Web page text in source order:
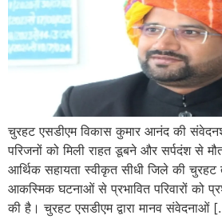
चुरहट एसडीएम विकास कुमार आनंद की
परिजनों को मिली राहत डूबने और सर्पदंश से
आर्थिक सहायता स्वीकृत सीधी जिले की
आकस्मिक घटनाओं से प्रभावित परिवारों को
की है। चुरहट एसडीएम द्वारा मानव संवेदनाओं